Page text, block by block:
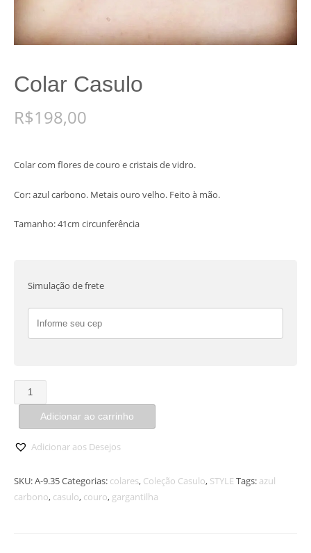
Colar Casulo
R$198,00
Colar com flores de couro e cristais de vidro.
Cor: azul carbono. Metais ouro velho. Feito à mão.
Tamanho: 41cm circunferência
Simulação de frete
Colar
Casulo
quantidadeAdicionar ao carrinho
Adicionar aos Desejos
SKU:A-9.35Categorias: colares, Coleção Casulo, STYLE Tags: azul
carbono, casulo, couro, gargantilha